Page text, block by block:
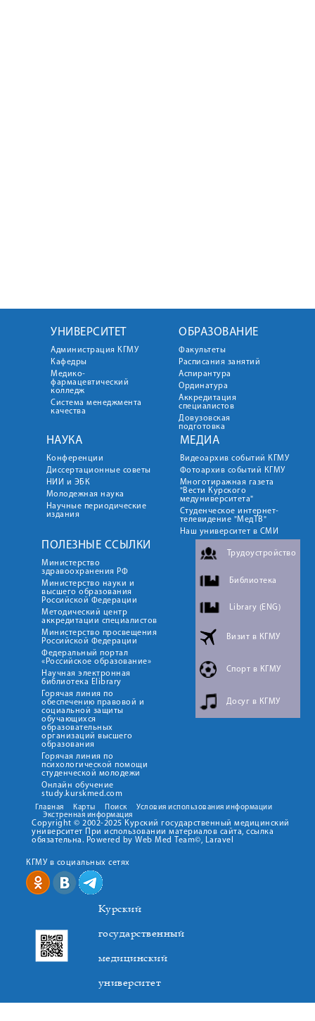
УНИВЕРСИТЕТ
Администрация КГМУ
Кафедры
Медико-
фармацевтический
колледж
Система менеджмента
качества
ОБРАЗОВАНИЕ
Факультеты
Расписания занятий
Аспирантура
Ординатура
Аккредитация
специалистов
Довузовская
подготовка
НАУКА
Конференции
Диссертационные советы
НИИ и ЭБК
Молодежная наука
Научные периодические
издания
МЕДИА
Видеоархив событий КГМУ
Фотоархив событий КГМУ
Многотиражная газета
"Вести Курского
медуниверситета"
Студенческое интернет-
телевидение "МедТВ"
Наш университет в СМИ
ПОЛЕЗНЫЕ ССЫЛКИ
Министерство
здравоохранения РФ
Министерство науки и
высшего образования
Российской Федерации
Методический центр
аккредитации специалистов
Министерство просвещения
Российской Федерации
Федеральный портал
«Российское образование»
Научная электронная
библиотека Elibrary
Горячая линия по
обеспечению правовой и
социальной защиты
обучающихся
образовательных
организаций высшего
образования
Горячая линия по
психологической помощи
студенческой молодежи
Онлайн обучение
study.kurskmed.com
Трудоустройство
Библиотека
Library (ENG)
Визит в КГМУ
Спорт в КГМУ
Досуг в КГМУ
Главная Карты Поиск
Условия использования информации
Экстренная информация
Copyright © 2002-2025 Курский государственный медицинский
университет При использовании материалов сайта, ссылка
обязательна. Powered by Web Med Team©, Laravel
КГМУ в социальных сетях
Курский
государственный
медицинский
университет